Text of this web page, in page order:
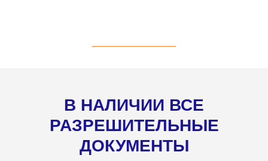
В НАЛИЧИИ ВСЕ
РАЗРЕШИТЕЛЬНЫЕ
ДОКУМЕНТЫ